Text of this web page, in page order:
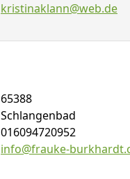
kristinaklann@web.de
65388
Schlangenbad
016094720952
info@frauke-